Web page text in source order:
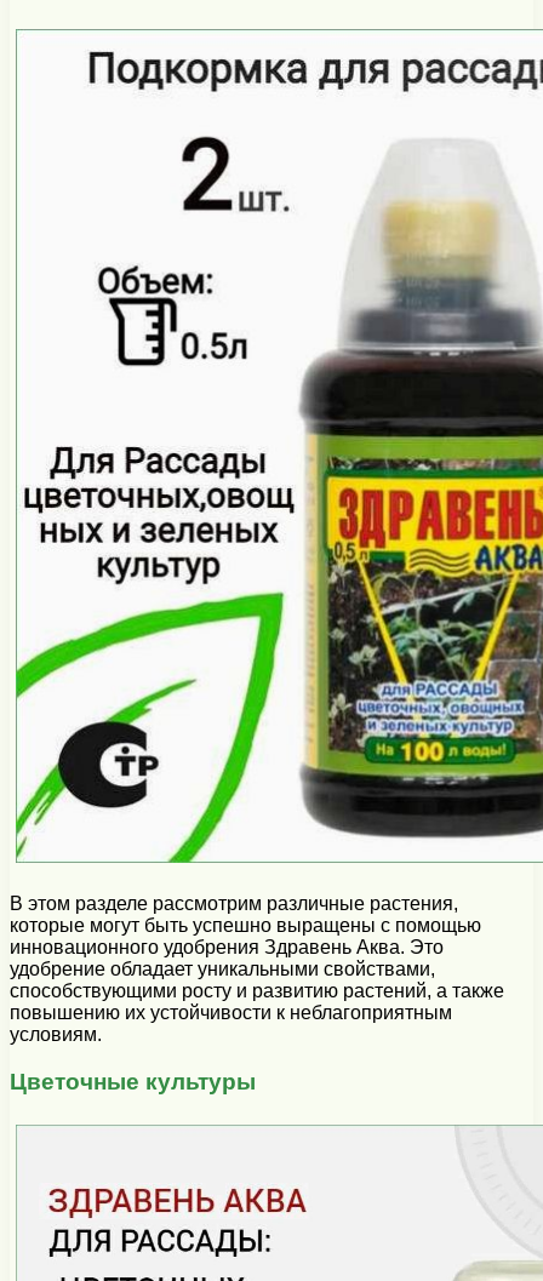
В этом разделе рассмотрим различные растения,
которые могут быть успешно выращены с помощью
инновационного удобрения Здравень Аква. Это
удобрение обладает уникальными свойствами,
способствующими росту и развитию растений, а также
повышению их устойчивости к неблагоприятным
условиям.
Цветочные культуры